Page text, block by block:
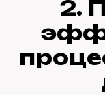
2.